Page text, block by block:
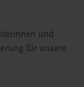
und
für unsere